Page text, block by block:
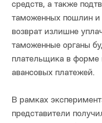
средств, а также
таможенных пошлин и
возврат излишне
таможенные органы
плательщика в форме
авансовых платежей.
В рамках
представители